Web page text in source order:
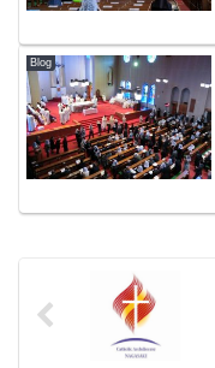
Blog